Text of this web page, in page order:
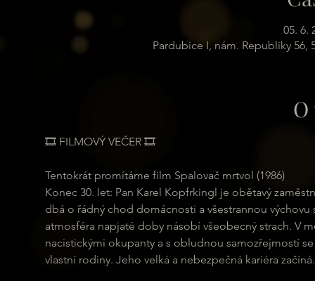
05. 6.
Pardubice I, nám. Republiky 56,
🎞 FILMOVÝ VEČER 🎞
Tentokrát promítáme film Spalovač mrtvol (1986)
Konec 30. let: Pan Karel Kopfrkingl je obětavý
dbá o řádný chod domácnosti a všestrannou
atmosféra napjaté doby násobí všeobecný strach. V
nacistickými okupanty a s obludnou samozřejmostí
vlastní rodiny. Jeho velká a nebezpečná kariéra